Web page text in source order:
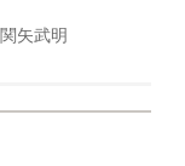
矢武明